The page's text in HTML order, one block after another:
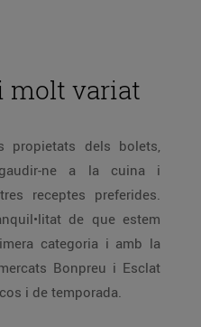
molt variat
propietats dels bolets,
ne a la cuina i
receptes preferides.
de que estem
categoria i amb la
Bonpreu i Esclat
i de temporada.